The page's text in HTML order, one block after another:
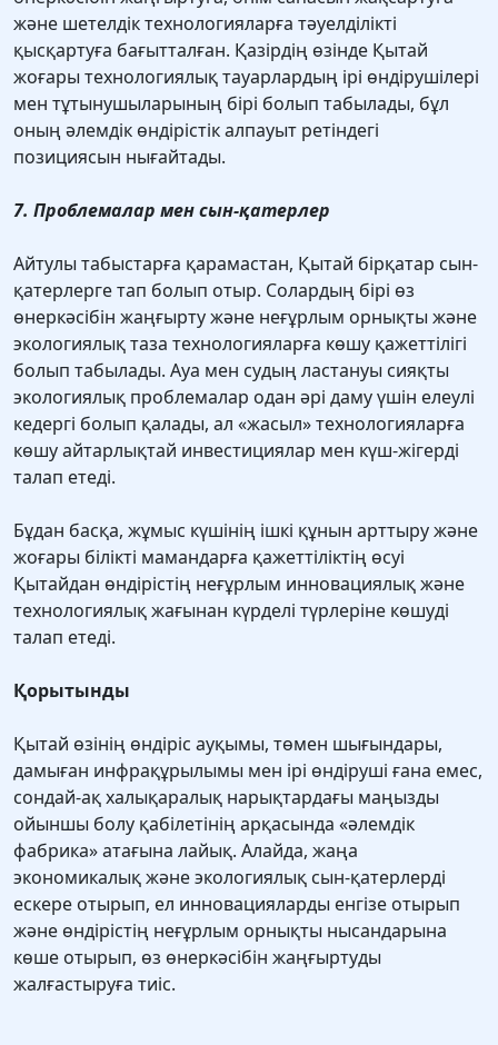
және шетелдік технологияларға тәуелділікті
қысқартуға бағытталған. Қазірдің өзінде Қытай
жоғары технологиялық тауарлардың ірі өндірушілері
мен тұтынушыларының бірі болып табылады, бұл
оның әлемдік өндірістік алпауыт ретіндегі
позициясын нығайтады.
7. Проблемалар мен сын-қатерлер
Айтулы табыстарға қарамастан, Қытай бірқатар сын-
қатерлерге тап болып отыр. Солардың бірі өз
өнеркәсібін жаңғырту және неғұрлым орнықты және
экологиялық таза технологияларға көшу қажеттілігі
болып табылады. Ауа мен судың ластануы сияқты
экологиялық проблемалар одан әрі даму үшін елеулі
кедергі болып қалады, ал «жасыл» технологияларға
көшу айтарлықтай инвестициялар мен күш-жігерді
талап етеді.
Бұдан басқа, жұмыс күшінің ішкі құнын арттыру және
жоғары білікті мамандарға қажеттіліктің өсуі
Қытайдан өндірістің неғұрлым инновациялық және
технологиялық жағынан күрделі түрлеріне көшуді
талап етеді.
Қорытынды
Қытай өзінің өндіріс ауқымы, төмен шығындары,
дамыған инфрақұрылымы мен ірі өндіруші ғана емес,
сондай-ақ халықаралық нарықтардағы маңызды
ойыншы болу қабілетінің арқасында «әлемдік
фабрика» атағына лайық. Алайда, жаңа
экономикалық және экологиялық сын-қатерлерді
ескере отырып, ел инновацияларды енгізе отырып
және өндірістің неғұрлым орнықты нысандарына
көше отырып, өз өнеркәсібін жаңғыртуды
жалғастыруға тиіс.